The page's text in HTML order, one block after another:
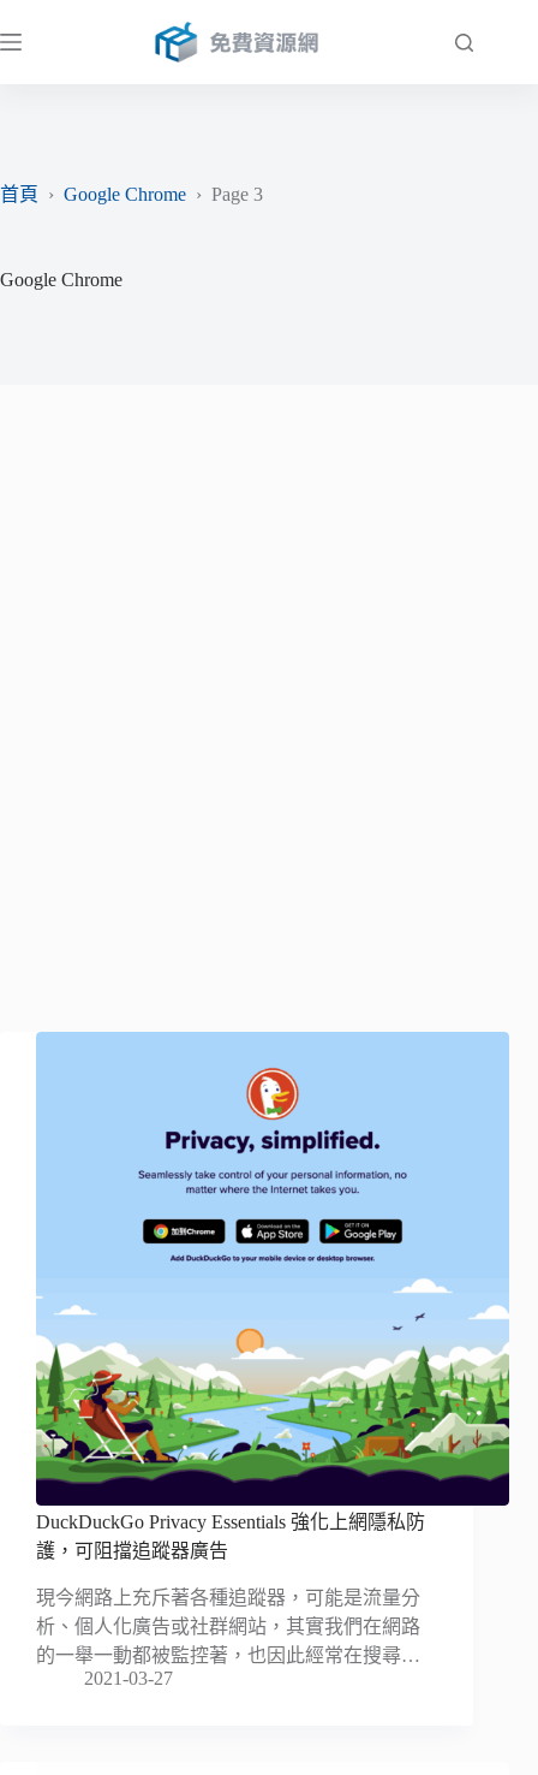
至
首頁
› Google Chrome › Page 3
Google Chrome
DuckDuckGo Privacy Essentials 強化上網隱私防
護，可阻擋追蹤器廣告
現今網路上充斥著各種追蹤器，可能是流量分
析、個人化廣告或社群網站，其實我們在網路
的一舉一動都被監控著，也因此經常在搜尋…
2021-03-27